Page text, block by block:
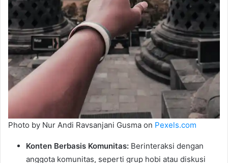
Photo by Nur Andi Ravsanjani Gusma on Pexels.com
Konten Berbasis Komunitas: Berinteraksi dengan
anggota komunitas, seperti grup hobi atau diskusi